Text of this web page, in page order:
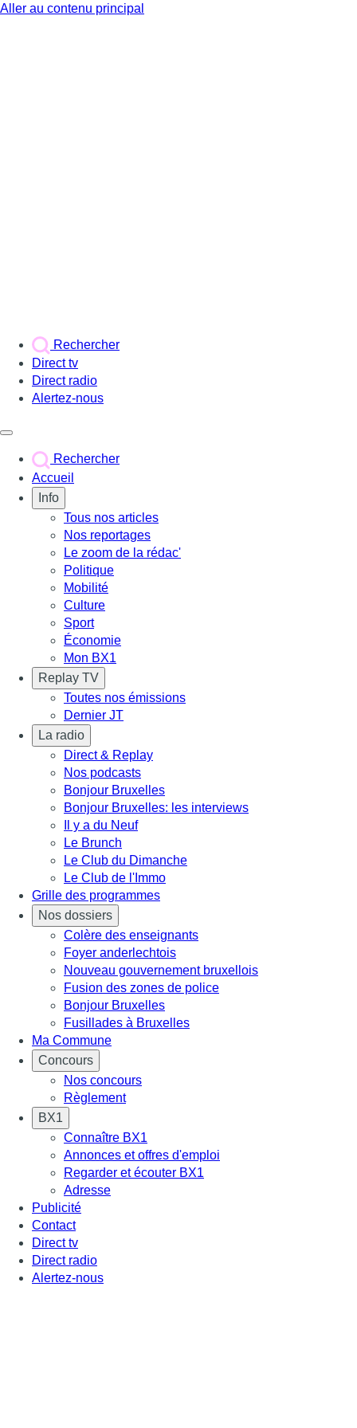
Aller au contenu principal
Rechercher
Direct tv
Direct radio
Alertez-nous
Rechercher
Accueil
Info
Tous nos articles
Nos reportages
Le zoom de la rédac'
Politique
Mobilité
Culture
Sport
Économie
Mon BX1
Replay TV
Toutes nos émissions
Dernier JT
La radio
Direct & Replay
Nos podcasts
Bonjour Bruxelles
Bonjour Bruxelles: les interviews
Il y a du Neuf
Le Brunch
Le Club du Dimanche
Le Club de l'Immo
Grille des programmes
Nos dossiers
Colère des enseignants
Foyer anderlechtois
Nouveau gouvernement bruxellois
Fusion des zones de police
Bonjour Bruxelles
Fusillades à Bruxelles
Ma Commune
Concours
Nos concours
Règlement
BX1
Connaître BX1
Annonces et offres d'emploi
Regarder et écouter BX1
Adresse
Publicité
Contact
Direct tv
Direct radio
Alertez-nous